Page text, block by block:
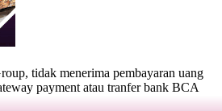
tidak menerima pembayaran uang
payment atau tranfer bank BCA